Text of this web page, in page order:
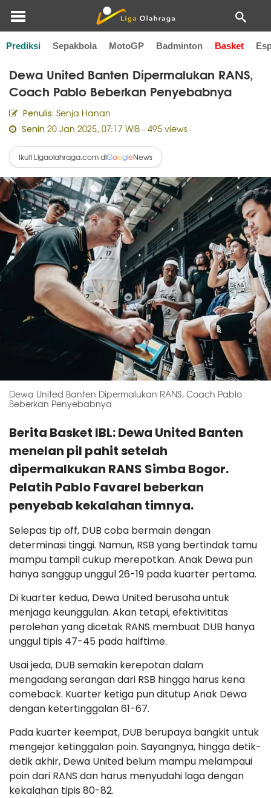
Prediksi Sepakbola MotoGP Badminton Basket
Home Basket
Dewa United Banten Dipermalukan RANS,
Coach Pablo Beberkan Penyebabnya
Penulis: Senja Hanan
Senin 20 Jan 2025, 07:17 WIB - 495 views
Ikuti Ligaolahraga.com diGoogleNews
Dewa United Banten Dipermalukan RANS, Coach Pablo
Beberkan Penyebabnya
Berita Basket IBL: Dewa United Banten
menelan pil pahit setelah
dipermalkukan RANS Simba Bogor.
Pelatih Pablo Favarel beberkan
penyebab kekalahan timnya.
Selepas tip off, DUB coba bermain dengan
determinasi tinggi. Namun, RSB yang bertindak tamu
mampu tampil cukup merepotkan. Anak Dewa pun
hanya sanggup unggul 26-19 pada kuarter pertama.
Di kuarter kedua, Dewa United berusaha untuk
menjaga keunggulan. Akan tetapi, efektivititas
perolehan yang dicetak RANS membuat DUB hanya
unggul tipis 47-45 pada halftime.
Usai jeda, DUB semakin kerepotan dalam
mengadang serangan dari RSB hingga harus kena
comeback. Kuarter ketiga pun ditutup Anak Dewa
dengan ketertinggalan 61-67.
Pada kuarter keempat, DUB berupaya bangkit untuk
mengejar ketinggalan poin. Sayangnya, hingga detik-
detik akhir, Dewa United belum mampu melampaui
poin dari RANS dan harus menyudahi laga dengan
kekalahan tipis 80-82.